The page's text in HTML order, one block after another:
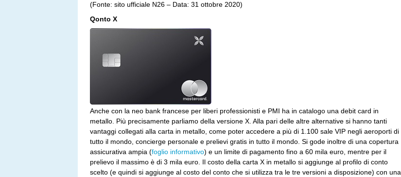
(Fonte: sito ufficiale N26 – Data: 31 ottobre 2020)
Qonto X
Anche con la neo bank francese per liberi professionisti e PMI ha in catalogo una debit card in
metallo. Più precisamente parliamo della versione X. Alla pari delle altre alternative si hanno tanti
vantaggi collegati alla carta in metallo, come poter accedere a più di 1.100 sale VIP negli aeroporti di
tutto il mondo, concierge personale e prelievi gratis in tutto il mondo. Si gode inoltre di una copertura
assicurativa ampia (foglio informativo) e un limite di pagamento fino a 60 mila euro, mentre per il
prelievo il massimo è di 3 mila euro. Il costo della carta X in metallo si aggiunge al profilo di conto
scelto (e quindi si aggiunge al costo del conto che si utilizza tra le tre versioni a disposizione) con una